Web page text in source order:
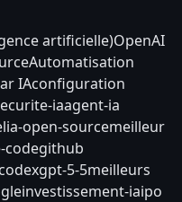
artificielle)OpenAI
Automatisation
IAconfiguration
iaagent-ia
ia-open-sourcemeilleur
codegithub
codexgpt-5-5meilleurs
investissement-iaipo